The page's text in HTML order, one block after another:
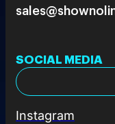
SOCIAL MEDIA
Instagram